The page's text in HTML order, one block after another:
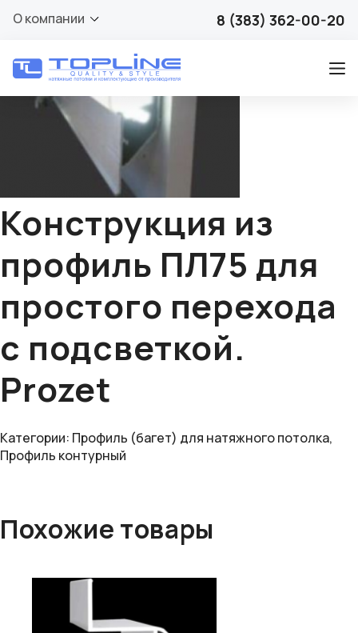
О компании 8 (383) 362-00-20
Конструкция из
профиль ПЛ75 для
простого перехода
с подсветкой.
Prozet
Категории: Профиль (багет) для натяжного потолка,
Профиль контурный
Похожие товары